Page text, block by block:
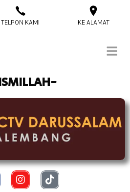
TELPON KAMI KE ALAMAT